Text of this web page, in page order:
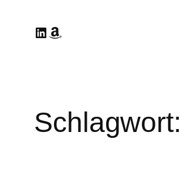
LinkedIn
Amazon
Schlagwort: